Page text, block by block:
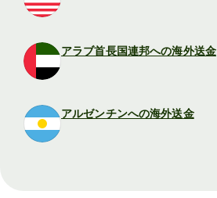
アラブ首長国連邦への海外送金
アルゼンチンへの海外送金